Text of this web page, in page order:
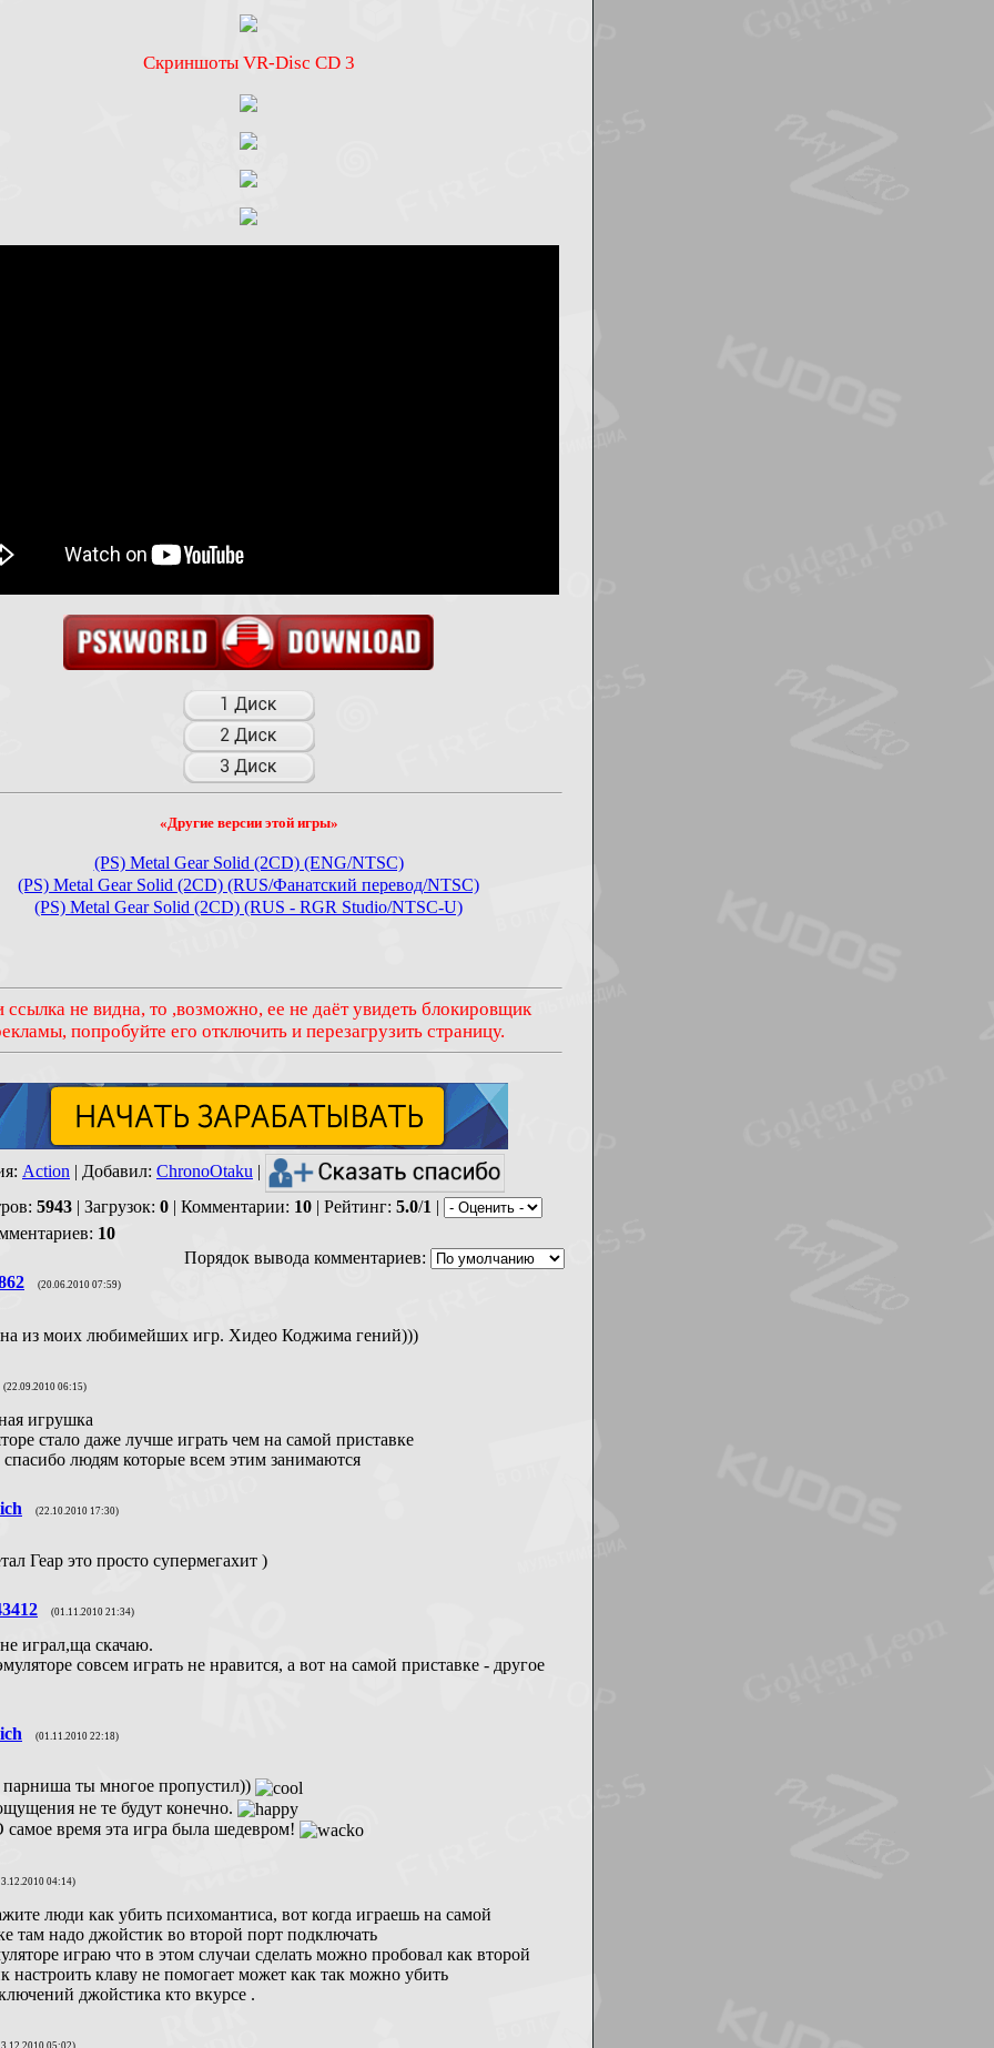
Скриншоты VR-Disc CD 3
«Другие версии этой игры»
(PS) Metal Gear Solid (2CD) (ENG/NTSC)
(PS) Metal Gear Solid (2CD) (RUS/Фанатский перевод/NTSC)
(PS) Metal Gear Solid (2CD) (RUS - RGR Studio/NTSC-U)
ссылка не видна, то ,возможно, ее не даёт увидеть блокировщик
попробуйте его отключить и перезагрузить страницу.
: Action | Добавил: ChronoOtaku |
: 5943 | Загрузок: 0 | Комментарии: 10 | Рейтинг: 5.0/1 |
: 10
Порядок вывода комментариев:
(20.06.2010 07:59)
из моих любимейших игр. Хидео Коджима гений)))
(22.09.2010 06:15)
игрушка
стало даже лучше играть чем на самой приставке
людям которые всем этим занимаются
(22.10.2010 17:30)
Геар это просто супермегахит )
(01.11.2010 21:34)
играл,ща скачаю.
совсем играть не нравится, а вот на самой приставке - другое
(01.11.2010 22:18)
ты многое пропустил))
не те будут конечно.
время эта игра была шедевром!
04:14)
люди как убить психомантиса, вот когда играешь на самой
там надо джойстик во второй порт подключать
играю что в этом случаи сделать можно пробовал как второй
настроить клаву не помогает может как так можно убить
джойстика кто вкурсе .
05:02)